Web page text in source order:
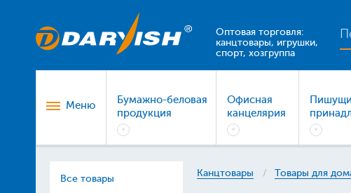
Оптовая торговля:
канцтовары, игрушки,
спорт, хозгруппа
Меню
Бумажно-беловая
продукция
Офисная
канцелярия
Все товары
Канцтовары Товары для